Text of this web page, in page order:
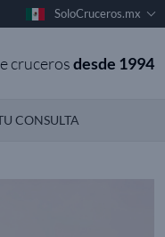
SoloCruceros.mx
crucerosdesde 1994
CONSULTA